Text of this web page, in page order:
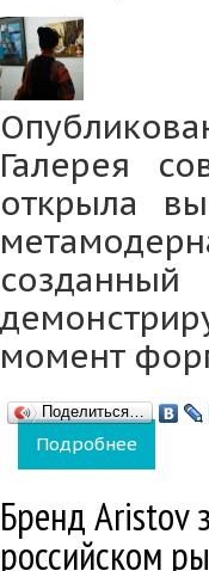
Галерея
открыла
момент
Поделиться…
Подробнее
Бренд Aristov
российском